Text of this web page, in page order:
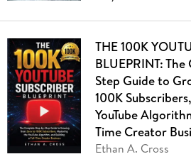
THE 100K
BLUEPRINT:
Step Guide to
100K
YouTube
Time Creator
Ethan A. Cross